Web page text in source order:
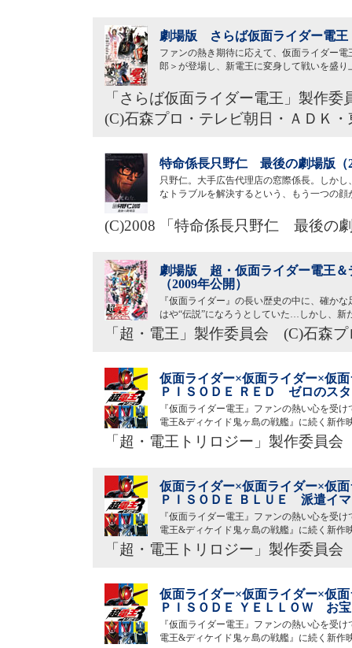
劇場版 さらば仮面ライダー電
ファンの熱き期待に応えて、仮面ライダー
郎＞が登場し、新電王に変身して戦いを盛
「さらば仮面ライダー電王」製作委
(C)石森プロ・テレビ朝日・ＡＤＫ・
特命係長只野仁 最後の劇場版（
只野仁。大手広告代理店の窓際係長。しか
なトラブルを解決するという、もう一つの
(C)2008 「特命係長只野仁 最後の
劇場版 超・仮面ライダー電王
（2009年公開）
『仮面ライダー』の長い歴史の中に、確か
はや“伝説”になろうとしていた…しかし、
「超・電王」製作委員会 (C)石森
仮面ライダー×仮面ライダー×仮
ＰＩＳＯＤＥ ＲＥＤ ゼロのス
『仮面ライダー電王』ファンの熱い心を受
電王&ディケイド鬼ヶ島の戦艦』に続く新作
「超・電王トリロジー」製作委員
仮面ライダー×仮面ライダー×仮
ＰＩＳＯＤＥ ＢＬＵＥ 派遣イ
『仮面ライダー電王』ファンの熱い心を受
電王&ディケイド鬼ヶ島の戦艦』に続く新作
「超・電王トリロジー」製作委員
仮面ライダー×仮面ライダー×仮
ＰＩＳＯＤＥ ＹＥＬＬＯＷ お
『仮面ライダー電王』ファンの熱い心を受
電王&ディケイド鬼ヶ島の戦艦』に続く新作